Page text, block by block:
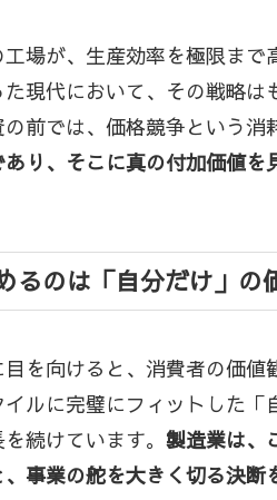
場が、生産効率を極限ま
現代において、その戦略
前では、価格競争という消
り、そこに真の付加価値を
るのは「自分だけ」
を向けると、消費者の価
ルに完璧にフィットした
続けています。 製造業は、
事業の舵を大きく切る決断